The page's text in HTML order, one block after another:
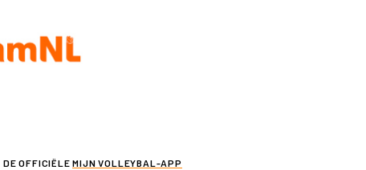
DE OFFICIËLEMIJN VOLLEYBAL-APP